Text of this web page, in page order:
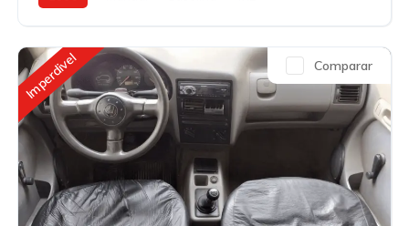
Imperdivel Comparar